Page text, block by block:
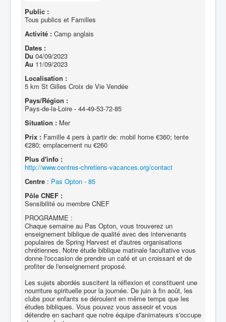
Public :
Tous publics et Familles
Activité : Camp anglais
Dates :
Du 04/09/2023
Au 11/09/2023
Localisation :
5 km St Gilles Croix de Vie Vendée
Pays/Région :
Pays-de-la-Loire - 44-49-53-72-85
Situation : Mer
Prix : Famille 4 pers à partir de: mobil home €360; tente
€280; emplacement nu €260
Plus d'info :
http://www.centres-chretiens-vacances.org/contact
Centre : Pas Opton - 85
Pôle CNEF :
Sensibilité ou membre CNEF
PROGRAMME :
Chaque semaine au Pas Opton, vous trouverez un
enseignement biblique de qualité avec des intervenants
populaires de Spring Harvest et d'autres organisations
chrétiennes. Notre étude biblique matinale facultative vous
donne l'occasion de prendre un café et un croissant et de
profiter de l'enseignement proposé.
Les sujets abordés suscitent la réflexion et constituent une
nourriture spirituelle pour la journée. De juin à fin août, les
clubs pour enfants se déroulent en même temps que les
études bibliques. Vous pouvez vous asseoir et vous
détendre en sachant que notre équipe d'animateurs s'occupe